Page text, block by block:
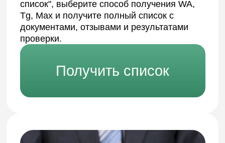
Стоимость: Бесплатно
включено в цену компании